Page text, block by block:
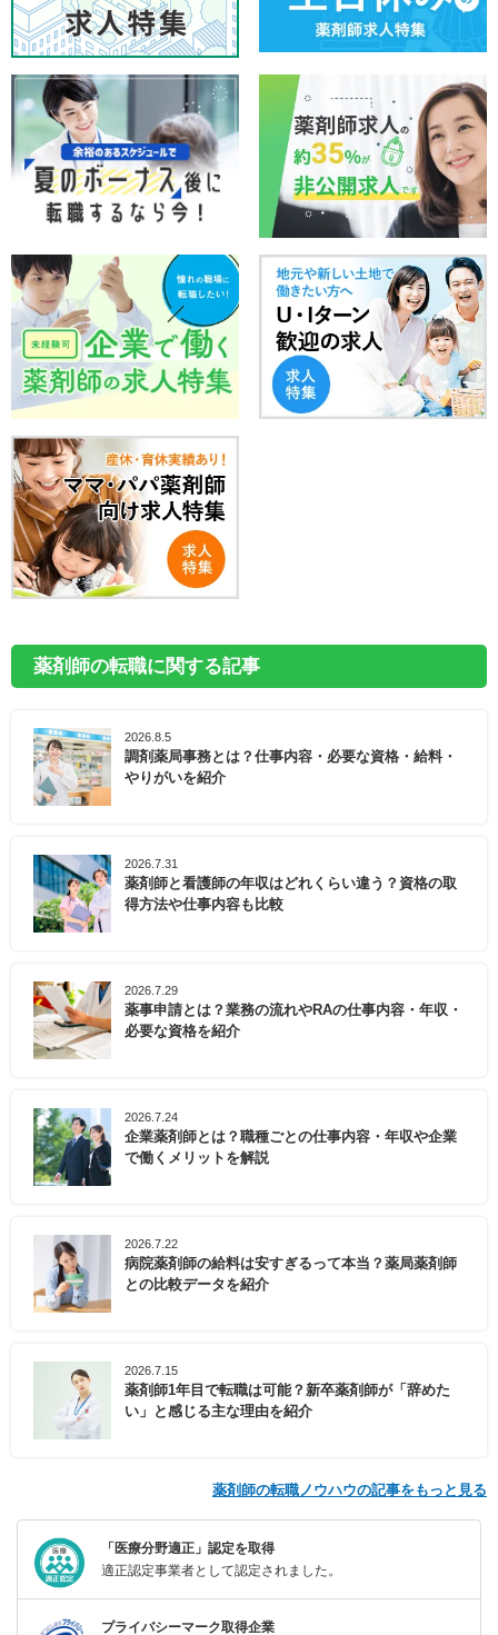
薬剤師の転職に関する記事
2026.8.5
調剤薬局事務とは？仕事内容・必要な資格・給料・
やりがいを紹介
2026.7.31
薬剤師と看護師の年収はどれくらい違う？資格の取
得方法や仕事内容も比較
2026.7.29
薬事申請とは？業務の流れやRAの仕事内容・年収・
必要な資格を紹介
2026.7.24
企業薬剤師とは？職種ごとの仕事内容・年収や企業
で働くメリットを解説
2026.7.22
病院薬剤師の給料は安すぎるって本当？薬局薬剤師
との比較データを紹介
2026.7.15
薬剤師1年目で転職は可能？新卒薬剤師が「辞めた
い」と感じる主な理由を紹介
薬剤師の転職ノウハウの記事をもっと見る
「医療分野適正」認定を取得
適正認定事業者として認定されました。
プライバシーマーク取得企業